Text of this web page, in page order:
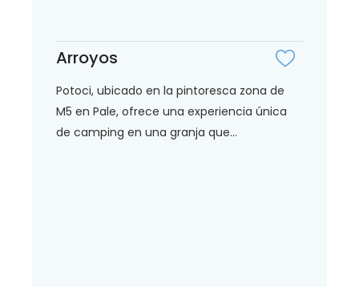
Arroyos
Potoci, ubicado en la pintoresca zona de
M5 en Pale, ofrece una experiencia única
de camping en una granja que...